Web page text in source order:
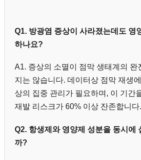
Q1. 방광염 증상이 사라졌는데도 영
하나요?
A1. 증상의 소멸이 점막 생태계의 완
지는 않습니다. 데이터상 점막 재생
상의 집중 관리가 필요하며, 이 기간
재발 리스크가 60% 이상 잔존합니다.
Q2. 항생제와 영양제 성분을 동시에
까?